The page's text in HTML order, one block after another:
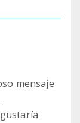
mensaje